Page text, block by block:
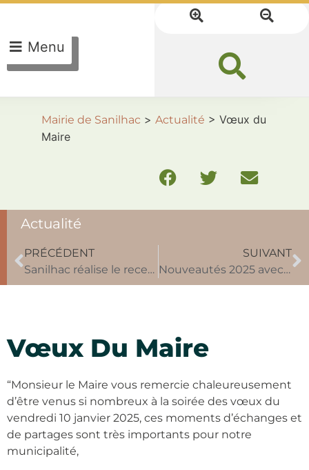
Menu
Mairie de Sanilhac > Actualité > Vœux du
Maire
Actualité
PRÉCÉDENT
Sanilhac réalise le recensement de sa population du 16 janvier au 15 février 2025
SUIVANT
Nouveautés 2025 avec le Centre Communal d’Action Sociale
Vœux Du Maire
“Monsieur le Maire vous remercie chaleureusement
d’être venus si nombreux à la soirée des vœux du
vendredi 10 janvier 2025, ces moments d’échanges et
de partages sont très importants pour notre
municipalité,